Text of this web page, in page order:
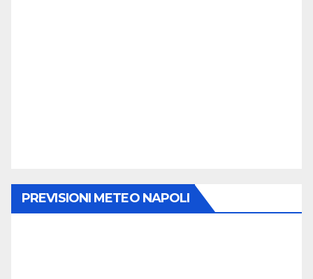
PREVISIONI METEO NAPOLI